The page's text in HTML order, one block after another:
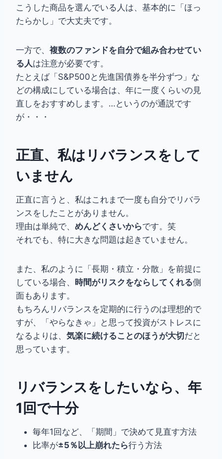
こうした商品を選んでいる人は、基本的に「ほっ
たらかし」で大丈夫です。
一方で、 複数のファンドを自分で組み合わせてい
る人は注意が必要です。
たとえば「S&P500と先進国債券を半分ずつ」な
どの構成にしている場合は、年に一度くらいの見
直しをおすすめします。…というのが通説です
が・・・
正直、私はリバランスをして
いません
正直に言うと、私はこれまで一度も自分でリバラ
ンスをしたことがありません。
理由は単純で、 めんどくさいからです。笑
それでも、特に大きな問題は起きていません。
また、私のように「長期・積立・分散」を前提に
している場合、 時間がリスクをならしてくれる側
面もあります。
もちろんリバランスを定期的に行うのは理想的で
すが、「やらなきゃ」と思って投資がストレスに
なるよりは、 気楽に続けることのほうが大切 だと
思っています。
リバランスをしたいなら、年
1回で十分
毎年1回など、「期間」で決めて見直す方法
比率が±5％以上崩れたら行う方法